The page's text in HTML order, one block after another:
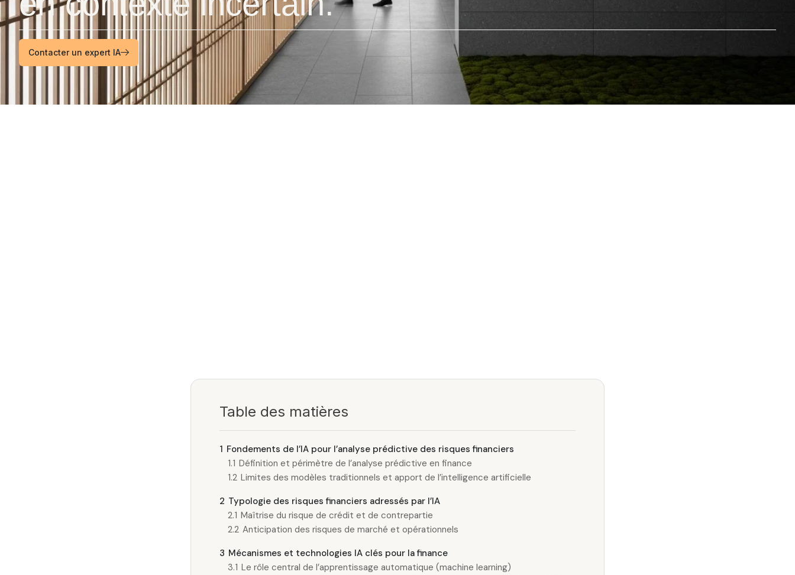
Contacter un expert IA
Table des matières
1 Fondements de l’IA pour l’analyse prédictive des risques financiers
1.1 Définition et périmètre de l’analyse prédictive en finance
1.2 Limites des modèles traditionnels et apport de l’intelligence artificielle
2 Typologie des risques financiers adressés par l’IA
2.1 Maîtrise du risque de crédit et de contrepartie
2.2 Anticipation des risques de marché et opérationnels
3 Mécanismes et technologies IA clés pour la finance
3.1 Le rôle central de l’apprentissage automatique (machine learning)